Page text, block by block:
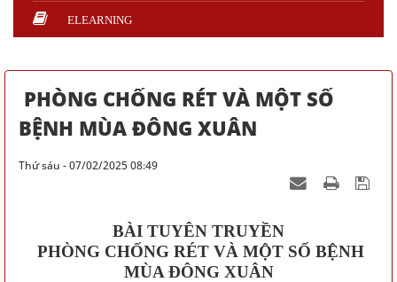
ELEARNING
PHÒNG CHỐNG RÉT VÀ MỘT SỐ
BỆNH MÙA ĐÔNG XUÂN
Thứ sáu - 07/02/2025 08:49
BÀI TUYÊN TRUYỀN
PHÒNG CHỐNG RÉT VÀ MỘT SỐ BỆNH
MÙA ĐÔNG XUÂN